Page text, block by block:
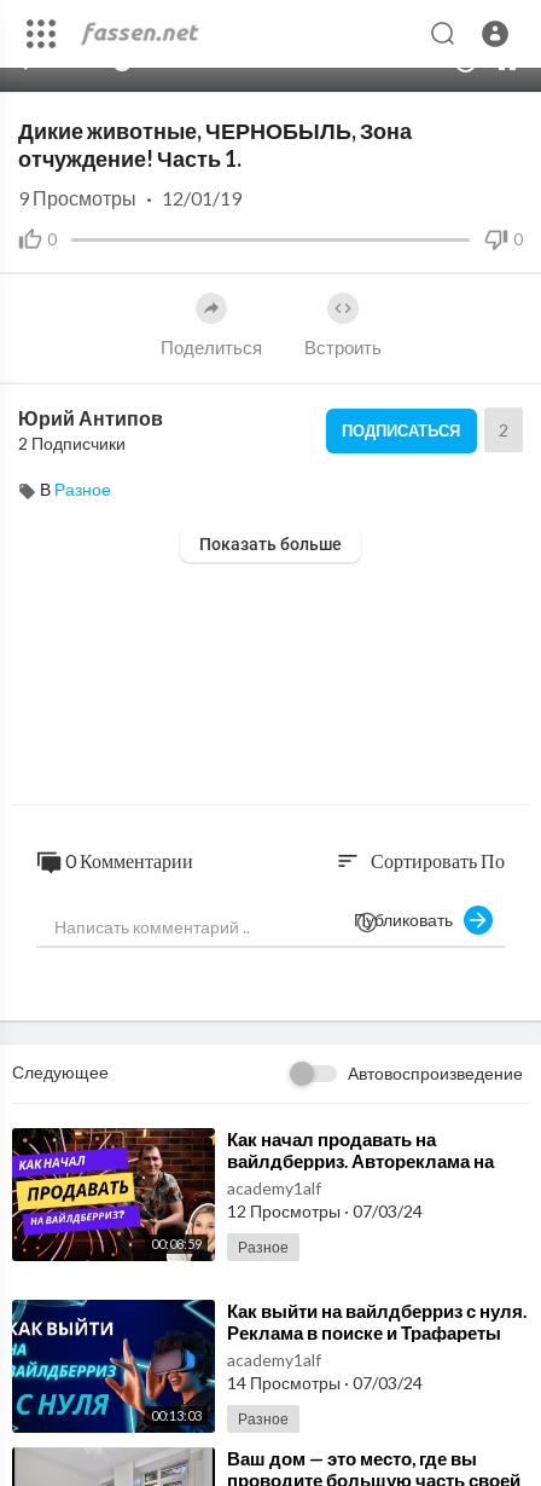
Дикие животные, ЧЕРНОБЫЛЬ, Зона
отчуждение! Часть 1.
0 0
9 Просмотры · 12/01/19
Поделиться Встроить
Юрий Антипов
2 Подписчики
ПОДПИСАТЬСЯ 2
В Разное
Показать больше
0 Комментарии sort Сортировать По
Публиковать
Следующее Автовоспроизведение
00:08:59
⁣Как начал продавать на
вайлдберриз. Автореклама на
Вайлдберриз Реклама на
маркетплейсах Часть 2
academy1alf
12 Просмотры · 07/03/24
Разное
00:13:03
⁣Как выйти на вайлдберриз с нуля.
Реклама в поиске и Трафареты
Реклама на маркетплейсах Часть
1
academy1alf
14 Просмотры · 07/03/24
Разное
⁣Ваш дом — это место, где вы
проводите большую часть своей